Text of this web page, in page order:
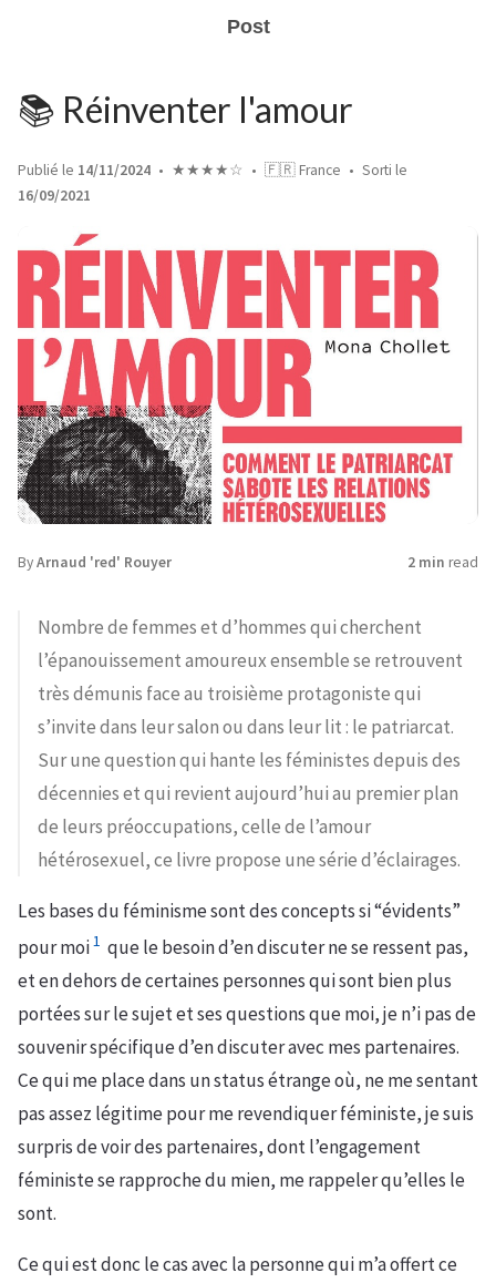
Post
📚 Réinventer l'amour
Publié le 14/11/2024 ★★★★☆ 🇫🇷 France
Sorti le
16/09/2021
ByArnaud 'red' Rouyer 2 min read
Nombre de femmes et d’hommes qui cherchent
l’épanouissement amoureux ensemble se retrouvent
très démunis face au troisième protagoniste qui
s’invite dans leur salon ou dans leur lit : le patriarcat.
Sur une question qui hante les féministes depuis des
décennies et qui revient aujourd’hui au premier plan
de leurs préoccupations, celle de l’amour
hétérosexuel, ce livre propose une série d’éclairages.
Les bases du féminisme sont des concepts si “évidents”
pour moi1 que le besoin d’en discuter ne se ressent pas,
et en dehors de certaines personnes qui sont bien plus
portées sur le sujet et ses questions que moi, je n’i pas de
souvenir spécifique d’en discuter avec mes partenaires.
Ce qui me place dans un status étrange où, ne me sentant
pas assez légitime pour me revendiquer féministe, je suis
surpris de voir des partenaires, dont l’engagement
féministe se rapproche du mien, me rappeler qu’elles le
sont.
Ce qui est donc le cas avec la personne qui m’a offert ce